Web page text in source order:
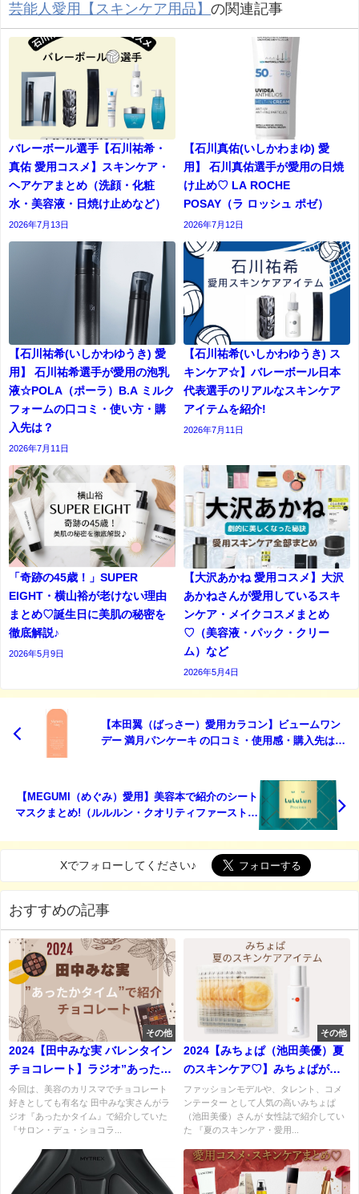
芸能人愛用【スキンケア用品】 の関連記事
バレーボール選手【石川祐希・
真佑 愛用コスメ】スキンケア・
ヘアケアまとめ（洗顔・化粧
水・美容液・日焼け止めなど）
2026年7月13日
【石川真佑(いしかわまゆ) 愛
用】 石川真佑選手が愛用の日焼
け止め♡ LA ROCHE
POSAY（ラ ロッシュ ポゼ）
2026年7月12日
【石川祐希(いしかわゆうき) 愛
用】 石川祐希選手が愛用の泡乳
液☆POLA（ポーラ）B.A ミルク
フォームの口コミ・使い方・購
入先は？
2026年7月11日
【石川祐希(いしかわゆうき) ス
キンケア☆】バレーボール日本
代表選手のリアルなスキンケア
アイテムを紹介!
2026年7月11日
「奇跡の45歳！」SUPER
EIGHT・横山裕が老けない理由
まとめ♡誕生日に美肌の秘密を
徹底解説♪
2026年5月9日
【大沢あかね 愛用コスメ】大沢
あかねさんが愛用しているスキ
ンケア・メイクコスメまとめ
♡（美容液・パック・クリー
ム）など
2026年5月4日
【本田翼（ばっさー）愛用カラコン】ビュームワン
デー 満月パンケーキ の口コミ・使用感・購入先は？
【MEGUMI（めぐみ）愛用】美容本で紹介のシート
マスクまとめ!（ルルルン・クオリティファースト）
Xでフォローしてください♪
おすすめの記事
その他
2024【田中みな実 バレンタイン
チョコレート】ラジオ”あったか
タイム”で紹介！『サロン・デ
ュ・ショコラ2024』チョコーレ
ート まとめ♡購入先など！
今回は、美容のカリスマでチョコレート
好きとしても有名な 田中みな実さんがラ
ジオ『あったかタイム』で紹介していた
『サロン・デュ・ショコラ...
その他
2024【みちょぱ（池田美優）夏
のスキンケア♡】みちょぱが夏
に愛用しているスキンケアアイ
テム（化粧水・パック）まとめ
ファッションモデルや、タレント、コメ
ンテーター として人気の高いみちょぱ
（池田美優）さんが 女性誌で紹介してい
た 『夏のスキンケア・愛用...